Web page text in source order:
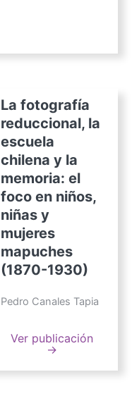
La fotografía
reduccional, la
escuela
chilena y la
memoria: el
foco en niños,
niñas y
mujeres
mapuches
(1870-1930)
Pedro Canales Tapia
Ver publicación
→